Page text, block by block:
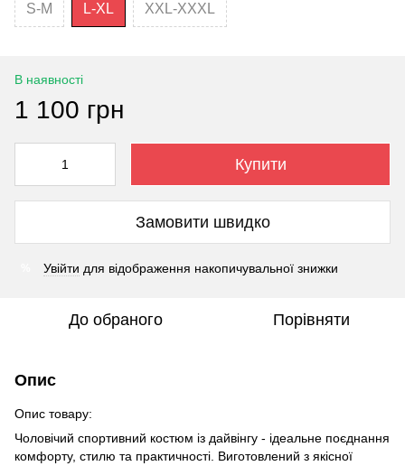
S-M L-XL XXL-XXXL
В наявності
1 100 грн
Купити
Замовити швидко
Увійти для відображення накопичувальної знижки
До обраного Порівняти
Опис
Опис товару:
Чоловічий спортивний костюм із дайвінгу - ідеальне поєднання
комфорту, стилю та практичності. Виготовлений з якісної